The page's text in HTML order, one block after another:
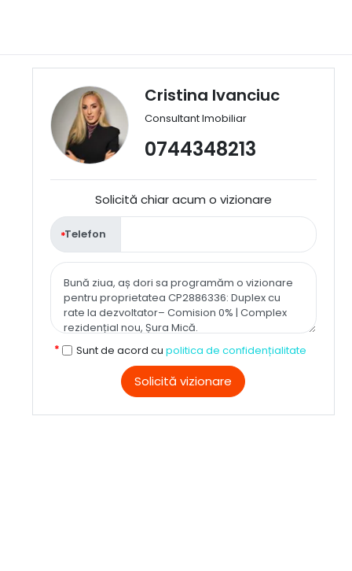
Cristina Ivanciuc
Consultant Imobiliar
0744348213
Solicită chiar acum o vizionare
Telefon
Sunt de acord cu politica de confidențialitate
Solicită vizionare